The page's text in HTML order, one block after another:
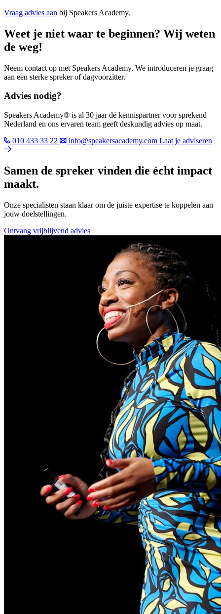
Vraag advies aan bij Speakers Academy.
Weet je niet waar te beginnen? Wij weten
de weg!
Neem contact op met Speakers Academy. We introduceren je graag
aan een sterke spreker of dagvoorzitter.
Advies nodig?
Speakers Academy® is al 30 jaar dé kennispartner voor sprekend
Nederland en ons ervaren team geeft deskundig advies op maat.
010 433 33 22
info@speakersacademy.com Laat je adviseren
Samen de spreker vinden die écht impact
maakt.
Onze specialisten staan klaar om de juiste expertise te koppelen aan
jouw doelstellingen.
Ontvang vrijblijvend advies